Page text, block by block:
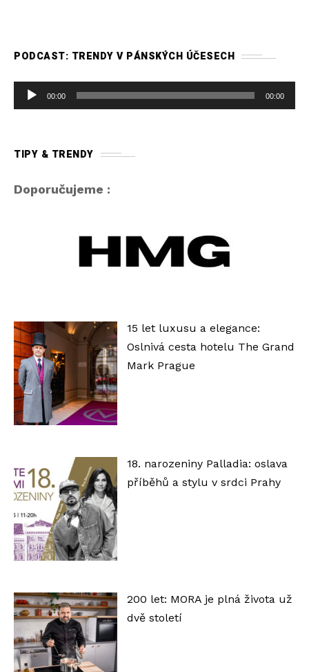
PODCAST: TRENDY V PÁNSKÝCH ÚČESECH
u
p
č
00:00 00:00
TIPY & TRENDY
Doporučujeme :
15 let luxusu a elegance:
Oslnivá cesta hotelu The Grand
Mark Prague
18. narozeniny Palladia: oslava
příběhů a stylu v srdci Prahy
200 let: MORA je plná života už
dvě století